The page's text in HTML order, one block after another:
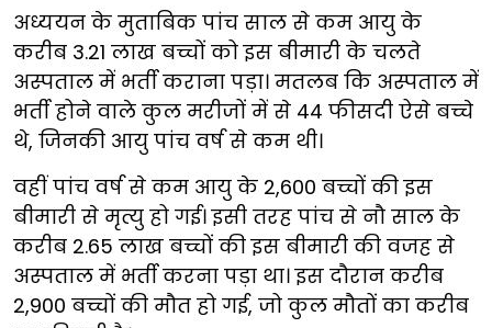
अध्ययन के मुताबिक पांच साल से कम आयु के
करीब 3.21 लाख बच्चों को इस बीमारी के चलते
अस्पताल में भर्ती कराना पड़ा। मतलब कि अस्पताल में
भर्ती होने वाले कुल मरीजों में से 44 फीसदी ऐसे बच्चे
थे, जिनकी आयु पांच वर्ष से कम थी।
वहीं पांच वर्ष से कम आयु के 2,600 बच्चों की इस
बीमारी से मृत्यु हो गई। इसी तरह पांच से नौ साल के
करीब 2.65 लाख बच्चों की इस बीमारी की वजह से
अस्पताल में भर्ती करना पड़ा था। इस दौरान करीब
2,900 बच्चों की मौत हो गई, जो कुल मौतों का करीब